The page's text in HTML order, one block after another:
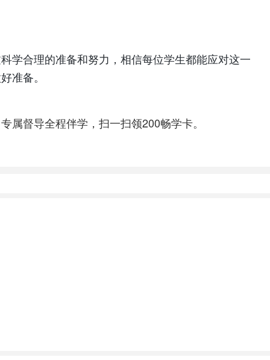
学合理的准备和努力，相信每位学生都能应对这一
准备。
属督导全程伴学，扫一扫领200畅学卡。